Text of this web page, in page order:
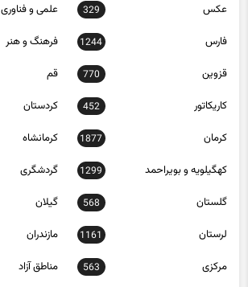
عکس 329 علمی و فناوری
فارس 1244 فرهنگ و هنر
قزوین 770 قم
کاریکاتور 452 کردستان
کرمان 1877 کرمانشاه
کهگیلویه و بویراحمد 1299 گردشگری
گلستان 568 گیلان
لرستان 1161 مازندران
مرکزی 563 مناطق آزاد